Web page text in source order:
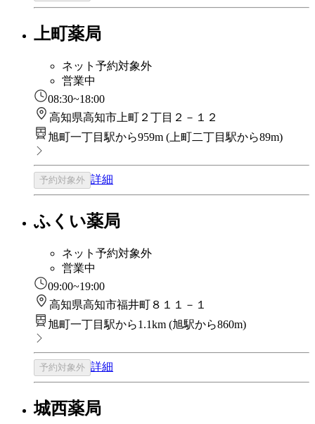
上町薬局
ネット予約対象外
営業中
08:30~18:00
高知県高知市上町２丁目２－１２
旭町一丁目駅から959m ( 上町二丁目駅から89m)
予約対象外 詳細
ふくい薬局
ネット予約対象外
営業中
09:00~19:00
高知県高知市福井町８１１－１
旭町一丁目駅から1.1km (旭駅から860m)
予約対象外 詳細
城西薬局